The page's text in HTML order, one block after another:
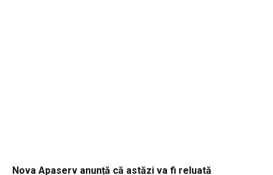
Nova Apaserv anunță că astăzi va fi reluată